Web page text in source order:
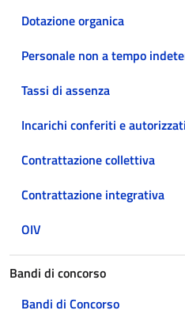
Dotazione organica
Personale non a tempo
Tassi di assenza
Incarichi conferiti e
Contrattazione collettiva
Contrattazione integrativa
OIV
Bandi di concorso
Bandi di Concorso